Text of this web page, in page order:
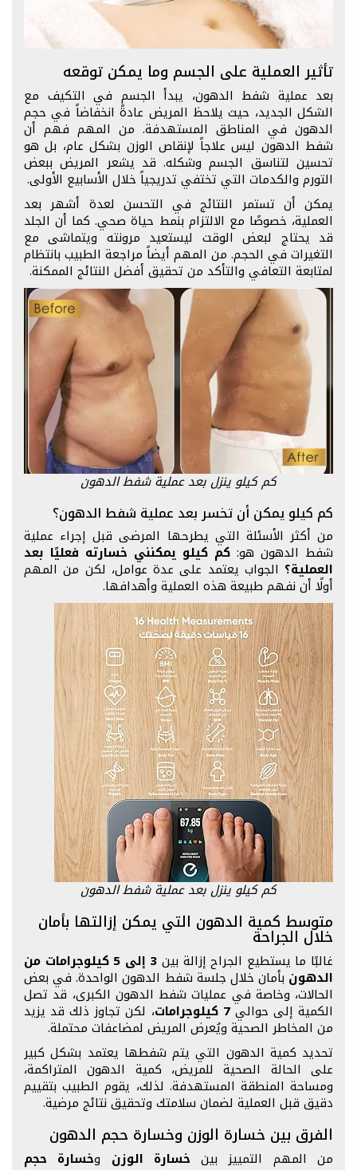
تأثير العملية على الجسم وما يمكن توقعه
بعد عملية شفط الدهون، يبدأ الجسم في التكيف مع
الشكل الجديد، حيث يلاحظ المريض عادةً انخفاضاً في حجم
الدهون في المناطق المستهدفة. من المهم فهم أن
شفط الدهون ليس علاجاً لإنقاص الوزن بشكل عام، بل هو
تحسين لتناسق الجسم وشكله. قد يشعر المريض ببعض
التورم والكدمات التي تختفي تدريجياً خلال الأسابيع الأولى.
يمكن أن تستمر النتائج في التحسن لعدة أشهر بعد
العملية، خصوصًا مع الالتزام بنمط حياة صحي. كما أن الجلد
قد يحتاج لبعض الوقت ليستعيد مرونته ويتماشى مع
التغيرات في الحجم. من المهم أيضاً مراجعة الطبيب بانتظام
لمتابعة التعافي والتأكد من تحقيق أفضل النتائج الممكنة.
كم كيلو ينزل بعد عملية شفط الدهون
كم كيلو يمكن أن تخسر بعد عملية شفط الدهون؟
من أكثر الأسئلة التي يطرحها المرضى قبل إجراء عملية
شفط الدهون هو: كم كيلو يمكنني خسارته فعليًا بعد
العملية؟ الجواب يعتمد على عدة عوامل، لكن من المهم
أولًا أن نفهم طبيعة هذه العملية وأهدافها.
كم كيلو ينزل بعد عملية شفط الدهون
متوسط كمية الدهون التي يمكن إزالتها بأمان
خلال الجراحة
غالبًا ما يستطيع الجراح إزالة بين 3 إلى 5 كيلوجرامات من
الدهون بأمان خلال جلسة شفط الدهون الواحدة. في بعض
الحالات، وخاصة في عمليات شفط الدهون الكبرى، قد تصل
الكمية إلى حوالي7 كيلوجرامات ، لكن تجاوز ذلك قد يزيد
من المخاطر الصحية ويُعرض المريض لمضاعفات محتملة.
تحديد كمية الدهون التي يتم شفطها يعتمد بشكل كبير
على الحالة الصحية للمريض، كمية الدهون المتراكمة،
ومساحة المنطقة المستهدفة. لذلك، يقوم الطبيب بتقييم
دقيق قبل العملية لضمان سلامتك وتحقيق نتائج مرضية.
الفرق بين خسارة الوزن وخسارة حجم الدهون
من المهم التمييز بين خسارة الوزن وخسارة حجم